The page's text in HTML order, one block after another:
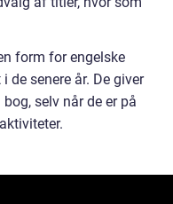
form for engelske
de senere år. De giver
selv når de er på